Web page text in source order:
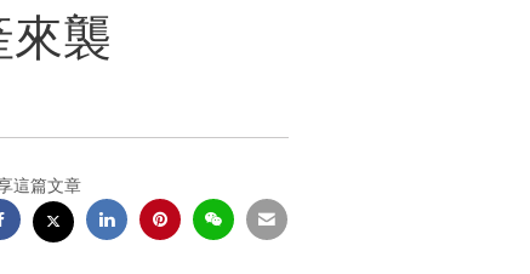
襲
這篇文章